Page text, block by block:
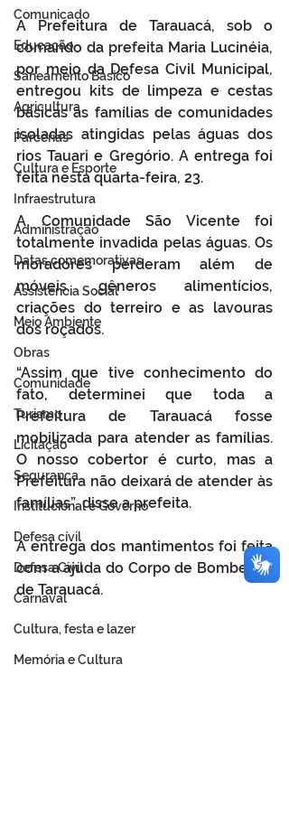
Comunicado
Educação
Saneamento Básico
Agricultura
Parcerias
Cultura e Esporte
Infraestrutura
Administração
Datas comemorativas
Assistência Social
Meio Ambiente
Obras
Comunidade
Turismo
Licitação
Segurança
Institucional e Governo
Defesa cívil
Defesa Civil
Carnaval
Cultura, festa e lazer
Memória e Cultura
A Prefeitura de Tarauacá, sob o
comando da prefeita Maria Lucinéia,
por meio da Defesa Civil Municipal,
entregou kits de limpeza e cestas
básicas às famílias de comunidades
isoladas atingidas pelas águas dos
rios Tauari e Gregório. A entrega foi
feita nesta quarta-feira, 23.
A Comunidade São Vicente foi
totalmente invadida pelas águas. Os
moradores perderam além de
móveis, gêneros alimentícios,
criações do terreiro e as lavouras
dos roçados.
“Assim que tive conhecimento do
fato, determinei que toda a
Prefeitura de Tarauacá fosse
mobilizada para atender as famílias.
O nosso cobertor é curto, mas a
Prefeitura não deixará de atender às
famílias”, disse a prefeita.
A entrega dos mantimentos foi feita
com a ajuda do Corpo de Bombeiros
de Tarauacá.